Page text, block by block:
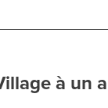
à un